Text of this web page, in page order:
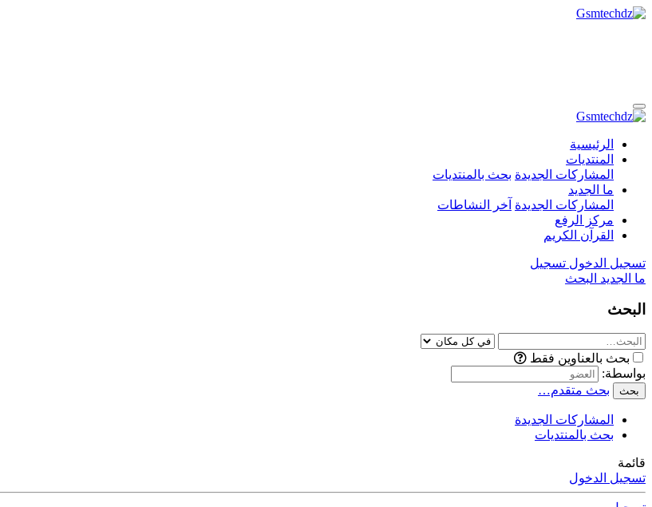
الرئيسية
المنتديات
المشاركات الجديدة بحث بالمنتديات
ما الجديد
المشاركات الجديدة آخر النشاطات
مركز الرفع
القرآن الكريم
تسجيل الدخول تسجيل
ما الجديد البحث
البحث
بحث بالعناوين فقط
بواسطة:
بحث بحث متقدم…
المشاركات الجديدة
بحث بالمنتديات
قائمة
تسجيل الدخول